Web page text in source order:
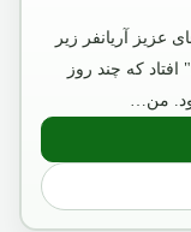
عزیز آریانفر زیر
افتاد که چند روز
من…